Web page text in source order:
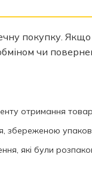
покупку.
чи
отримання
збереженою
які були